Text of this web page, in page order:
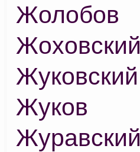
Жолобов
Жоховский
Жуковский
Жуков
Журавский